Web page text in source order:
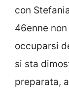
con
46enne
occuparsi
si sta
preparata,